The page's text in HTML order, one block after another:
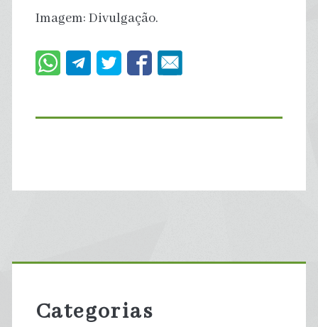
Imagem: Divulgação.
Primary
Sidebar
Categorias